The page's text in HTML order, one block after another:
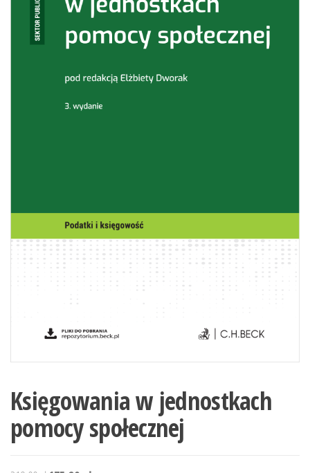
Księgowania w jednostkach
pomocy społecznej